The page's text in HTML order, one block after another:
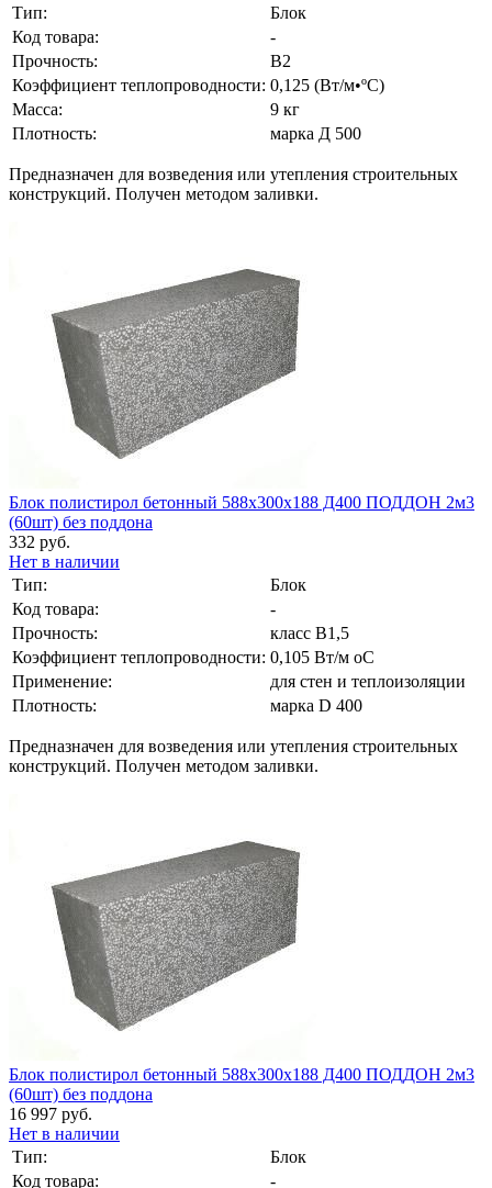
Тип:
Блок
Код товара:
-
Прочность:
B2
Коэффициент теплопроводности: 0,125 (Вт/м•ºС)
Масса:
9 кг
Плотность:
марка Д 500
Предназначен для возведения или утепления строительных
конструкций. Получен методом заливки.
Блок полистирол бетонный 588х300х188 Д400 ПОДДОН 2м3
(60шт) без поддона
332 руб.
Нет в наличии
Тип:
Блок
Код товара:
-
Прочность:
класс В1,5
Коэффициент теплопроводности: 0,105 Вт/м оС
Применение:
для стен и теплоизоляции
Плотность:
марка D 400
Предназначен для возведения или утепления строительных
конструкций. Получен методом заливки.
Блок полистирол бетонный 588х300х188 Д400 ПОДДОН 2м3
(60шт) без поддона
16 997 руб.
Нет в наличии
Тип:
Блок
Код товара:
-